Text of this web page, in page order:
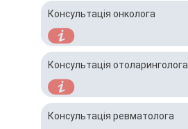
Консультація онколога
Консультація отоларинголога
Консультація ревматолога